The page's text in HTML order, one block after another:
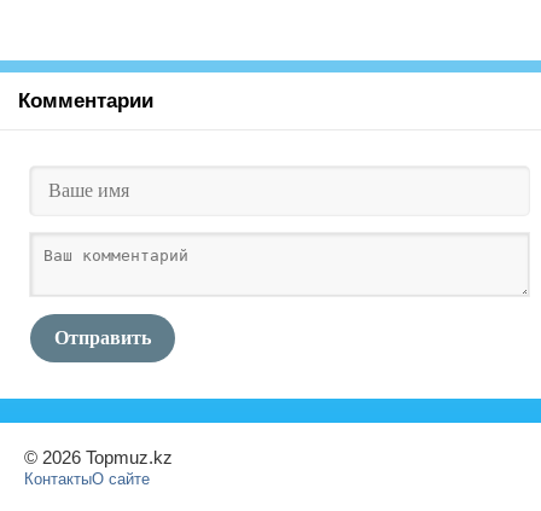
Комментарии
Отправить
© 2026 Topmuz.kz
КонтактыО сайте